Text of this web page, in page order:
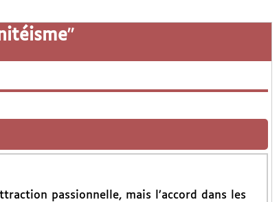
"
passionnelle, mais l’accord dans les